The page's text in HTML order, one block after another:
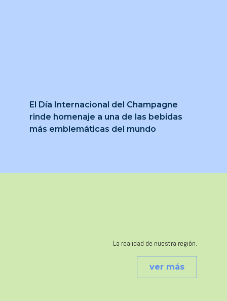
El Día Internacional del Champagne
rinde homenaje a una de las bebidas
más emblemáticas del mundo
La realidad de nuestra región.
ver más